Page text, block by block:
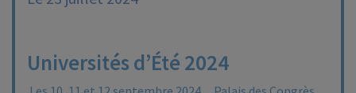
Universités d’Été 2024